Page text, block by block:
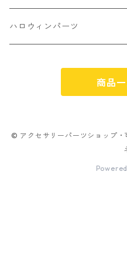
パン
ゼリー
雑貨系
アルファベット
スノーフレーク
フレーム
ミックスタイプ
ピアスパーツ
つぶし玉
デコパーツ 貼り付けパーツ
ステッカー シール
アクリルビーズ
サンキュー
アニマル
ハロウィンパーツ
その他
商品
© アクセサリーパーツショップ